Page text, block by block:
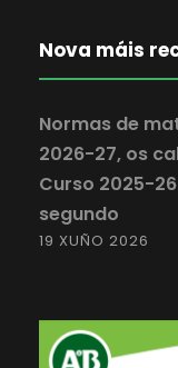
Nova máis
Normas de
2026-27, os
Curso 2025-
segundo
19 XUÑO 2026